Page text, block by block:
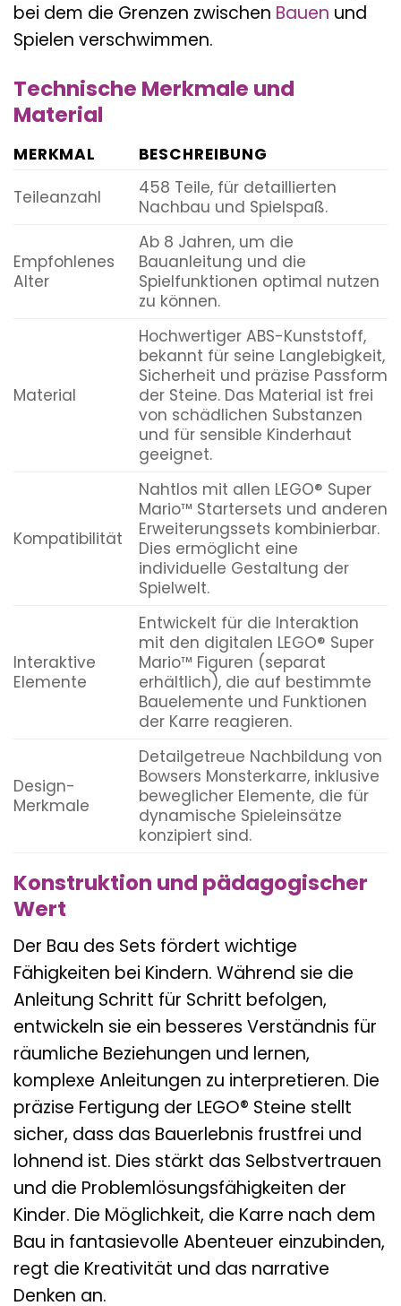
bei dem die Grenzen zwischen Bauen und
Spielen verschwimmen.
Technische Merkmale und
Material
MERKMAL
BESCHREIBUNG
Teileanzahl
458 Teile, für detaillierten
Nachbau und Spielspaß.
Empfohlenes
Alter
Ab 8 Jahren, um die
Bauanleitung und die
Spielfunktionen optimal nutzen
zu können.
Material
Hochwertiger ABS-Kunststoff,
bekannt für seine Langlebigkeit,
Sicherheit und präzise Passform
der Steine. Das Material ist frei
von schädlichen Substanzen
und für sensible Kinderhaut
geeignet.
Kompatibilität
Nahtlos mit allen LEGO® Super
Mario™ Startersets und anderen
Erweiterungssets kombinierbar.
Dies ermöglicht eine
individuelle Gestaltung der
Spielwelt.
Interaktive
Elemente
Entwickelt für die Interaktion
mit den digitalen LEGO® Super
Mario™ Figuren (separat
erhältlich), die auf bestimmte
Bauelemente und Funktionen
der Karre reagieren.
Design-
Merkmale
Detailgetreue Nachbildung von
Bowsers Monsterkarre, inklusive
beweglicher Elemente, die für
dynamische Spieleinsätze
konzipiert sind.
Konstruktion und pädagogischer
Wert
Der Bau des Sets fördert wichtige
Fähigkeiten bei Kindern. Während sie die
Anleitung Schritt für Schritt befolgen,
entwickeln sie ein besseres Verständnis für
räumliche Beziehungen und lernen,
komplexe Anleitungen zu interpretieren. Die
präzise Fertigung der LEGO® Steine stellt
sicher, dass das Bauerlebnis frustfrei und
lohnend ist. Dies stärkt das Selbstvertrauen
und die Problemlösungsfähigkeiten der
Kinder. Die Möglichkeit, die Karre nach dem
Bau in fantasievolle Abenteuer einzubinden,
regt die Kreativität und das narrative
Denken an.